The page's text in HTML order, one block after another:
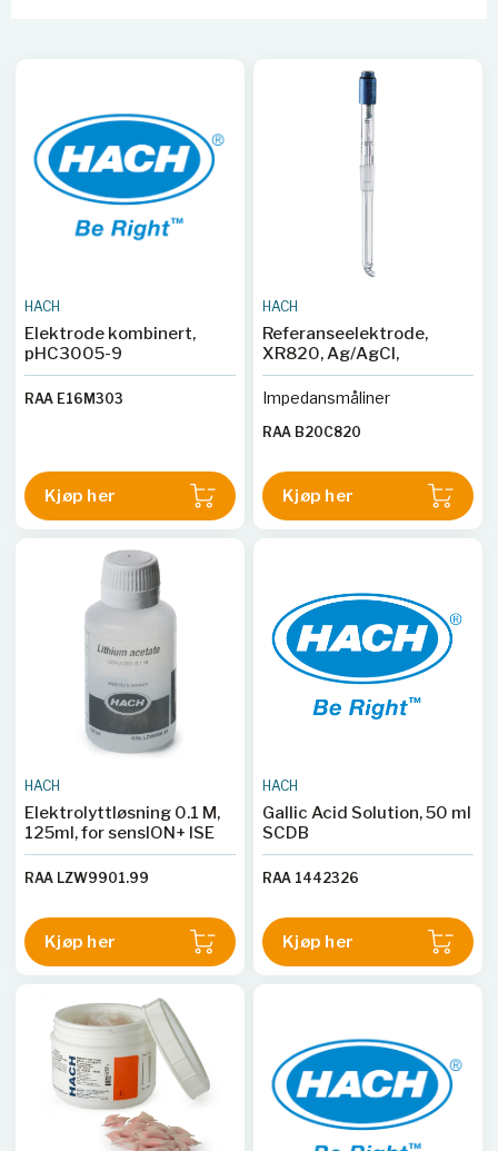
HACH
Elektrode kombinert,
pHC3005-9
RAA E16M303
Kjøp her
HACH
Referanseelektrode,
XR820, Ag/AgCl,
Impedansmåliner
RAA B20C820
Kjøp her
HACH
Elektrolyttløsning 0.1 M,
125ml, for sensION+ ISE
RAA LZW9901.99
Kjøp her
HACH
Gallic Acid Solution, 50 ml
SCDB
RAA 1442326
Kjøp her